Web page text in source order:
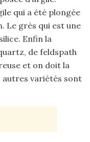
qui a été plongée
Le grès qui est une
Enfin la
de feldspath
et on doit la
autres variétés sont